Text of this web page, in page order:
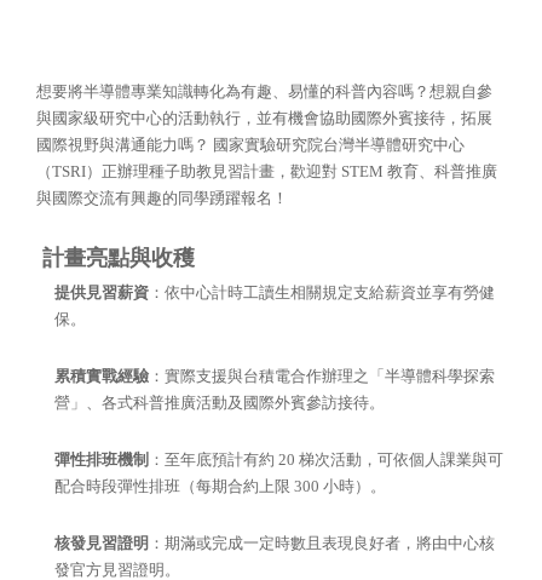
想要將半導體專業知識轉化為有趣、易懂的科普內容嗎？想親自參
與國家級研究中心的活動執行，並有機會協助國際外賓接待，拓展
國際視野與溝通能力嗎？ 國家實驗研究院台灣半導體研究中心
（TSRI）正辦理種子助教見習計畫，歡迎對 STEM 教育、科普推廣
與國際交流有興趣的同學踴躍報名！
計畫亮點與收穫
提供見習薪資 ：依中心計時工讀生相關規定支給薪資並享有勞健
保。
累積實戰經驗 ：實際支援與台積電合作辦理之「半導體科學探索
營」、各式科普推廣活動及國際外賓參訪接待。
彈性排班機制 ：至年底預計有約 20 梯次活動，可依個人課業與可
配合時段彈性排班（每期合約上限 300 小時）。
核發見習證明 ：期滿或完成一定時數且表現良好者，將由中心核
發官方見習證明。